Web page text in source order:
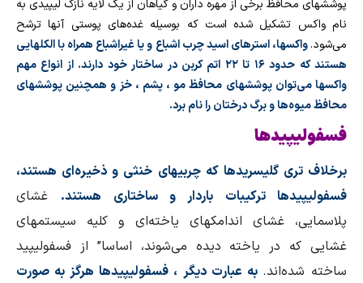
پوششهای محافظ برخی از مهره داران و گیاهان از یک لایه نازک لیپیدی به
نام واکس تشکیل شده است که بوسیله غده‌های پوستی آنها ترشح
می‌شود.واکسها، استرهای اسید چرب اشباع و یا غیراشباع همراه با الکلهایی
هستند که حدود ۱۶ تا ۲۲ اتم کربن در ساختار خود دارند. از انواع مهم
واکسها می‌توان پوششهای محافظ مو ، پشم ، خز و همچنین پوششهای
محافظ میوه‌ها وبرگ درختانرا نام برد.
فسفولیپیدها
برخلاف تری گلیسریدها که چربیهای خنثی و ذخیره‌ای هستند،
فسفولیپیدها ترکیبات باردار و ساختاری هستند.
غشای
پلاسمایی، غشای اندامکهای یاخته‌ای و کلیه سیستمهای
غشایی که در یاخته دیده می‌شوند، اساسا” از فسفولیپید
ساخته شده‌اند. به عبارت دیگر ، فسفولیپیدها هرگز به صورت